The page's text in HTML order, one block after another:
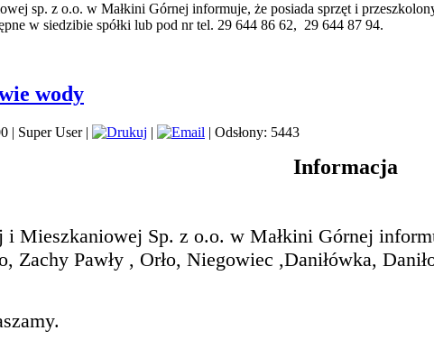
sp. z o.o. w Małkini Górnej informuje, że posiada sprzęt i
w siedzibie spółki lub pod nr tel. 29 644 86 62, 29 644 87 94.
wody
| Super User| | | Odsłony: 5443
Informacja
i Mieszkaniowej Sp. z o.o. w Małkini Górnej
Zachy Pawły , Orło, Niegowiec ,Daniłówka,